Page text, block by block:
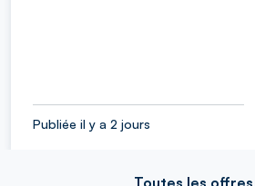
Publiée il y a 2 jours
Toutes les offres